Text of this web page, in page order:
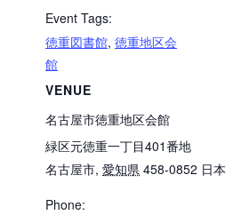
Event Tags:
徳重図書館, 徳重地区会
館
VENUE
名古屋市徳重地区会館
緑区元徳重一丁目401番地
名古屋市, 愛知県 458-0852 日本
Phone: